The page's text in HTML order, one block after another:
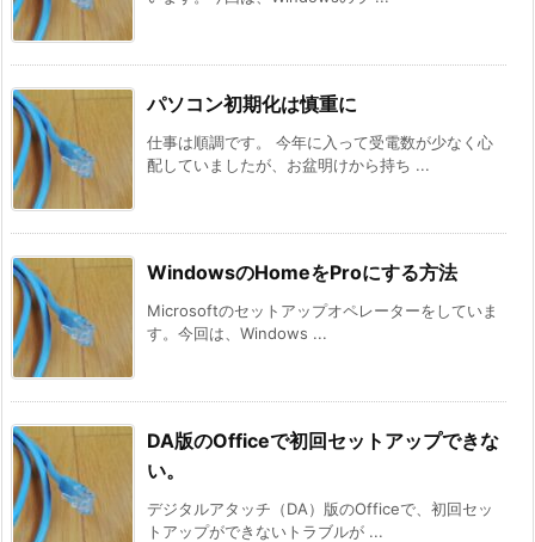
パソコン初期化は慎重に
仕事は順調です。 今年に入って受電数が少なく心
配していましたが、お盆明けから持ち ...
WindowsのHomeをProにする方法
Microsoftのセットアップオペレーターをしていま
す。今回は、Windows ...
DA版のOfficeで初回セットアップできな
い。
デジタルアタッチ（DA）版のOfficeで、初回セッ
トアップができないトラブルが ...